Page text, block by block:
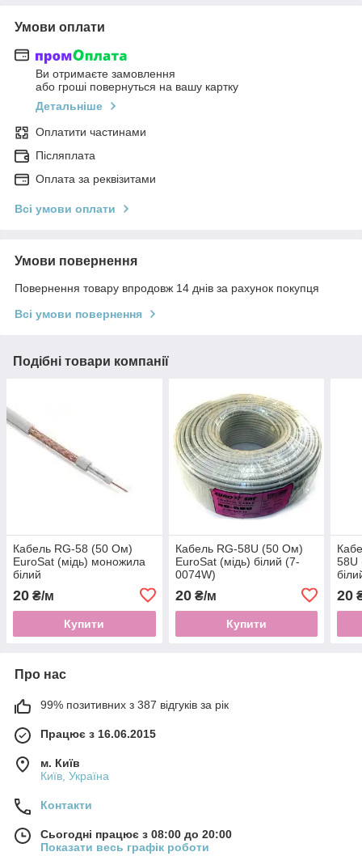
Умови оплати
Ви отримаєте замовлення
або гроші повернуться на вашу картку
Детальніше
Оплатити частинами
Післяплата
Оплата за реквізитами
Всі умови оплати
Умови повернення
Повернення товару впродовж 14 днів за рахунок покупця
Всі умови повернення
Подібні товари компанії
Кабель RG-58 (50 Ом)
EuroSat (мідь) моножила
білий
20 ₴/м
Купити
Кабель RG-58U (50 Ом)
EuroSat (мідь) білий (7-
0074W)
20₴/м
Купити
58U
20
Про нас
99% позитивних з 387 відгуків за рік
Працює з 16.06.2015
м. Київ
Київ, Україна
Контакти
Сьогодні працює з 08:00 до 20:00
Показати весь графік роботи